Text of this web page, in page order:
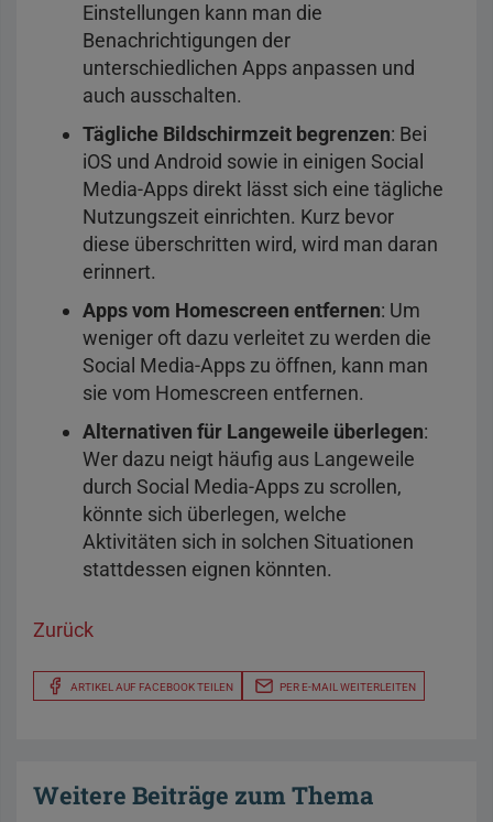
Einstellungen kann man die
Benachrichtigungen der
unterschiedlichen Apps anpassen und
auch ausschalten.
Tägliche Bildschirmzeit begrenzen: Bei
iOS und Android sowie in einigen Social
Media-Apps direkt lässt sich eine tägliche
Nutzungszeit einrichten. Kurz bevor
diese überschritten wird, wird man daran
erinnert.
Apps vom Homescreen entfernen: Um
weniger oft dazu verleitet zu werden die
Social Media-Apps zu öffnen, kann man
sie vom Homescreen entfernen.
Alternativen für Langeweile überlegen:
Wer dazu neigt häufig aus Langeweile
durch Social Media-Apps zu scrollen,
könnte sich überlegen, welche
Aktivitäten sich in solchen Situationen
stattdessen eignen könnten.
Zurück
ARTIKEL AUF FACEBOOK TEILEN PER E-MAIL WEITERLEITEN
Weitere Beiträge zum Thema